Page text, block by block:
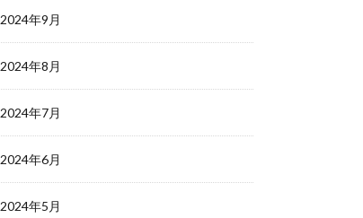
2024年9月
2024年8月
2024年7月
2024年6月
2024年5月